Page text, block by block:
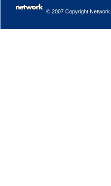
© 2007 Copyright